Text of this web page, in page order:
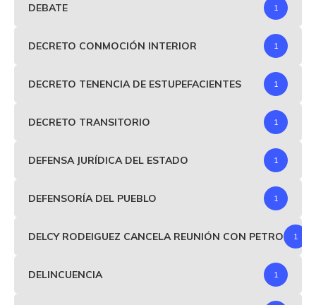
DEBATE 1
DECRETO CONMOCIÓN INTERIOR 1
DECRETO TENENCIA DE ESTUPEFACIENTES 1
DECRETO TRANSITORIO 1
DEFENSA JURÍDICA DEL ESTADO 1
DEFENSORÍA DEL PUEBLO 1
DELCY RODEIGUEZ CANCELA REUNIÓN CON PETRO 1
DELINCUENCIA 1